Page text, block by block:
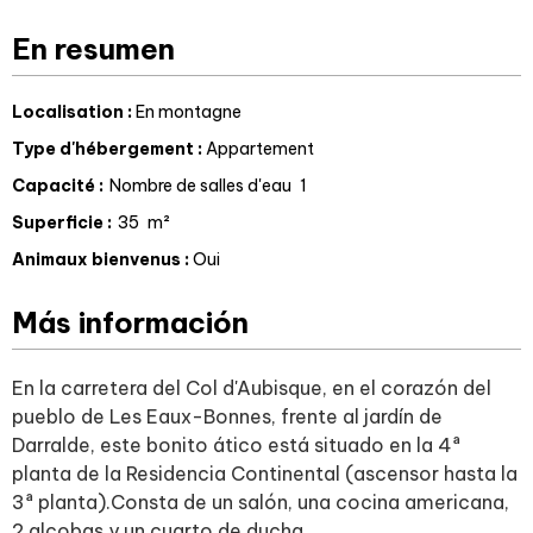
En resumen
Localisation :En montagne
Type d'hébergement :Appartement
Capacité : Nombre de salles d'eau 1
Superficie : 35 m²
Animaux bienvenus :Oui
Más información
En la carretera del Col d'Aubisque, en el corazón del
pueblo de Les Eaux-Bonnes, frente al jardín de
Darralde, este bonito ático está situado en la 4ª
planta de la Residencia Continental (ascensor hasta la
3ª planta).Consta de un salón, una cocina americana,